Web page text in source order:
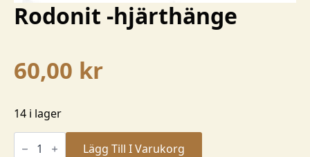
Rodonit -hjärthänge
60,00 kr
14 i lager
Rodonit
Lägg Till I Varukorg